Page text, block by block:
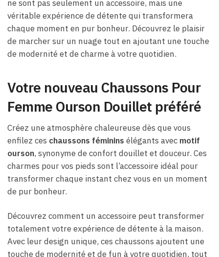
ne sont pas seulement un accessoire, mais une
véritable expérience de détente qui transformera
chaque moment en pur bonheur. Découvrez le plaisir
de marcher sur un nuage tout en ajoutant une touche
de modernité et de charme à votre quotidien.
Votre nouveau Chaussons Pour
Femme Ourson Douillet préféré
Créez une atmosphère chaleureuse dès que vous
enfilez ces chaussons féminins élégants avec motif
ourson, synonyme de confort douillet et douceur. Ces
charmes pour vos pieds sont l’accessoire idéal pour
transformer chaque instant chez vous en un moment
de pur bonheur.
Découvrez comment un accessoire peut transformer
totalement votre expérience de détente à la maison.
Avec leur design unique, ces chaussons ajoutent une
touche de modernité et de fun à votre quotidien, tout